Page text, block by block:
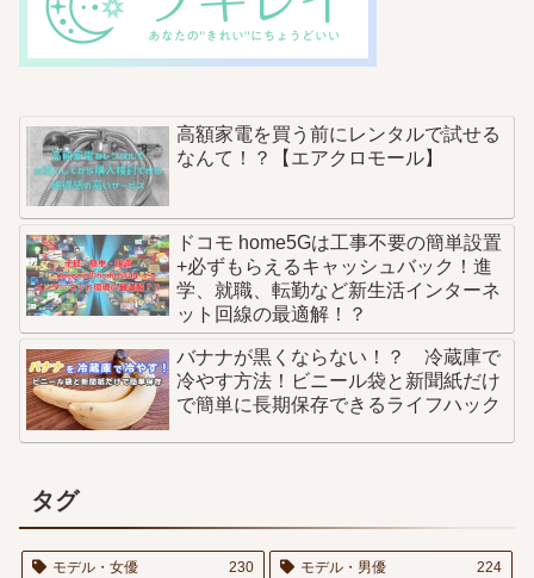
高額家電を買う前にレンタルで試せる
なんて！？【エアクロモール】
ドコモ home5Gは工事不要の簡単設置
+必ずもらえるキャッシュバック！進
学、就職、転勤など新生活インターネ
ット回線の最適解！？
バナナが黒くならない！？ 冷蔵庫で
冷やす方法！ビニール袋と新聞紙だけ
で簡単に長期保存できるライフハック
タグ
モデル・女優 230 モデル・男優 224